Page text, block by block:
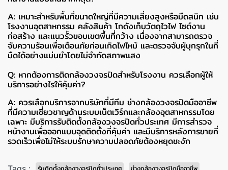
A: เหมาะสำหรับพื้นที่ขนาดใหญ่ที่มีความเสี่ยงสูงหรือมืดสนิท เช่น
โรงงานอุตสาหกรรม คลังสินค้า โกดังเก็บวัตถุไวไฟ ไซต์งาน
ก่อสร้าง และแนวรั้วขอบเขตพื้นที่กว้าง เนื่องจากสามารถตรวจ
จับความร้อนเพื่อเตือนภัยก่อนเกิดไฟไหม้ และตรวจจับผู้บุกรุกในที่
มืดได้อย่างแม่นยำโดยไม่จำกัดสภาพแสง
Q: หากต้องการติดกล้องวงจรปิดสำหรับโรงงาน ควรเลือกผู้ให้
บริการอย่างไรให้คุ้มค่า?
A: ควรเลือกบริการจากบริษัทที่มีทีม ช่างกล้องวงจรปิดมืออาชีพ
ที่มีความเชี่ยวชาญด้านระบบเน็ตเวิร์กและกล้องอุตสาหกรรมโดย
เฉพาะ มีบริการรับติดตั้งกล้องวงจรปิดทั่วประเทศ มีการสำรวจ
หน้างานเพื่อออกแบบจุดติดตั้งที่คุ้มค่า และมีบริการหลังการขายที่
รวดเร็วเพื่อไม่ให้ระบบรักษาความปลอดภัยต้องหยุดชะงัก
รับติดตั้งกล้องวงจรปิดทั่วประเทศ
ช่างกล้องวงจรปิดมืออาชีพ